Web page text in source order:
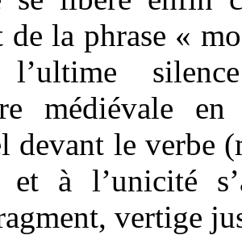
de la phrase «
l’ultime
médiévale
devant le verbe
et à l’unicité
vertige